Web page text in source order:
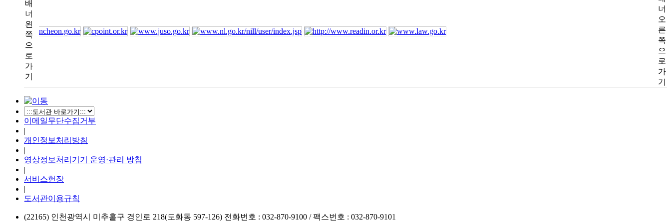
이메일무단수집거부
|
개인정보처리방침
|
영상정보처리기기 운영·관리 방침
|
서비스헌장
|
도서관이용규칙
(22165) 인천광역시 미추홀구 경인로 218(도화동 597-126) 전화번호 : 032-870-9100 / 팩스번호 : 032-870-9101